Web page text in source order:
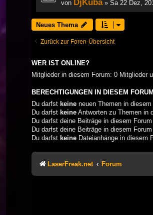
von » Sa 22 Dez,
Neues Thema
Zurück zur Foren-Übersicht
WER IST ONLINE?
Mitglieder in diesem Forum: 0 Mitglieder
BERECHTIGUNGEN IN DIESEM FORUM
Du darfst keine neuen Themen in diesem
Du darfst keine Antworten zu Themen in
Du darfst deine Beiträge in diesem Forum
Du darfst deine Beiträge in diesem Forum
Du darfst keine Dateianhänge in diesem
LaserFreak.net Forum